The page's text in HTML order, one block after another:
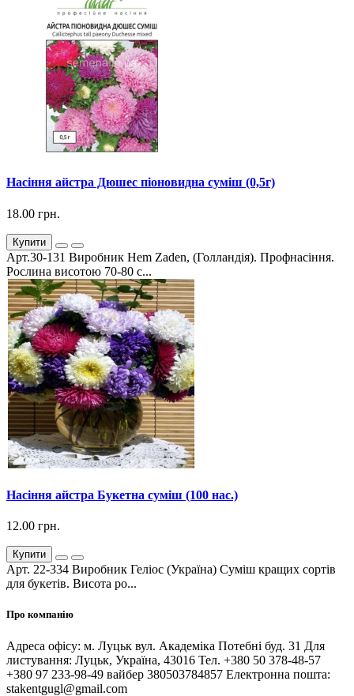
Насіння айстра Дюшес піоновидна суміш (0,5г)
18.00 грн.
Купити
Арт.30-131 Виробник Hem Zaden, (Голландія). Профнасіння.
Рослина висотою 70-80 с...
Насіння айстра Букетна суміш (100 нас.)
12.00 грн.
Купити
Арт. 22-334 Виробник Геліос (Україна) Суміш кращих сортів
для букетів. Висота ро...
Про компанію
Адреса офісу: м. Луцьк вул. Академіка Потебні буд. 31 Для
листування: Луцьк, Україна, 43016 Тел. +380 50 378-48-57
+380 97 233-98-49 вайбер 380503784857 Електронна пошта:
stakentgugl@gmail.com